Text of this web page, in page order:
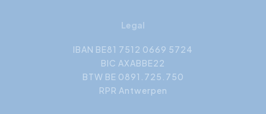
Legal
IBAN BE81 7512 0669 5724
BIC AXABBE22
BTW BE 0891.725.750
RPR Antwerpen